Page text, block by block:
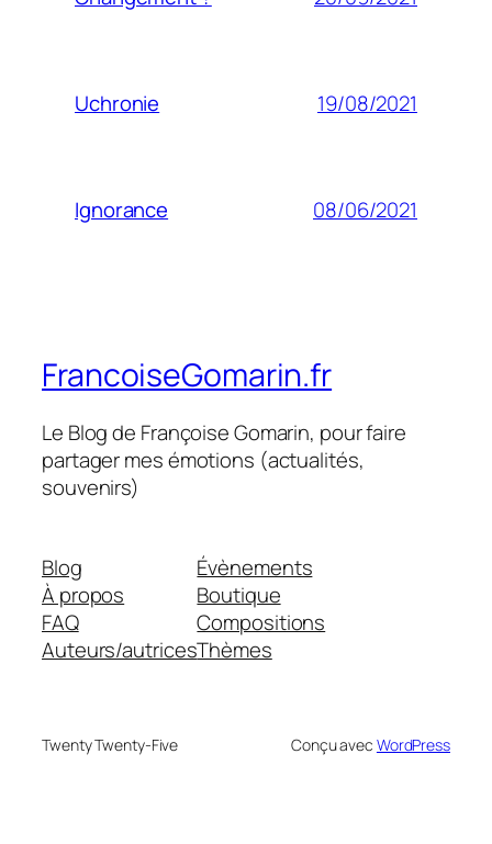
Uchronie 19/08/2021
Ignorance 08/06/2021
FrancoiseGomarin.fr
Le Blog de Françoise Gomarin, pour faire
partager mes émotions (actualités,
souvenirs)
Blog
À propos
FAQ
Auteurs/autrices
Évènements
Boutique
Compositions
Thèmes
Twenty Twenty-Five Conçu avec WordPress